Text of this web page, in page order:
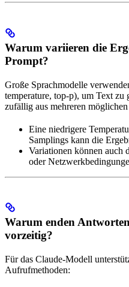
Warum variieren die
Prompt?
Große Sprachmodelle
temperature, top-p), um Text zu
zufällig aus mehreren
Eine niedrigere
Samplings kann die
Variationen können auch
oder
Warum enden
vorzeitig?
Für das Claude-Modell
Aufrufmethoden: